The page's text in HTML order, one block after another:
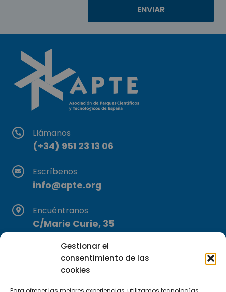
Gestionar el
consentimiento de las
cookies
Llámanos
(+34) 951 23 13 06
Escríbenos
info@apte.org
Encuéntranos
C/Marie Curie, 35